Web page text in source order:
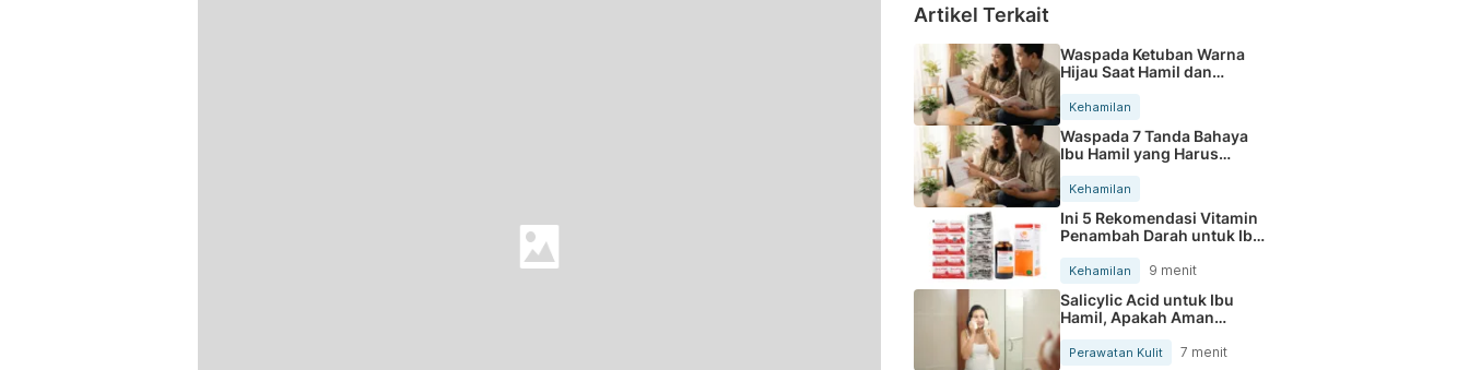
Artikel Terkait
Waspada Ketuban Warna
Hijau Saat Hamil dan
Kehamilan
Waspada 7 Tanda Bahaya
Ibu Hamil yang Harus
Kehamilan
Ini 5 Rekomendasi Vitamin
Penambah Darah untuk Ibu
Kehamilan 9 menit
Salicylic Acid untuk Ibu
Hamil, Apakah Aman
Digunakan?
Perawatan Kulit 7 menit